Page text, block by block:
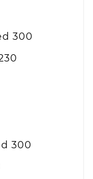
300
300